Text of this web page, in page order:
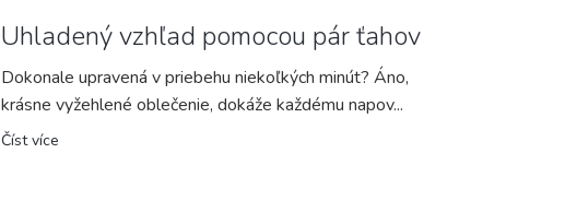
Uhladený vzhľad pomocou pár ťahov
Dokonale upravená v priebehu niekoľkých minút? Áno,
krásne vyžehlené oblečenie, dokáže každému napov...
Číst více